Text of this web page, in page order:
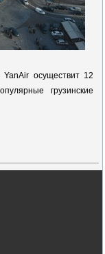
YanAir осуществит 12
грузинские